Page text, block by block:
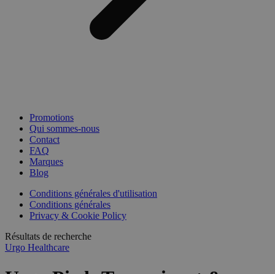
Promotions
Qui sommes-nous
Contact
FAQ
Marques
Blog
Conditions générales d'utilisation
Conditions générales
Privacy & Cookie Policy
Résultats de recherche
Urgo Healthcare